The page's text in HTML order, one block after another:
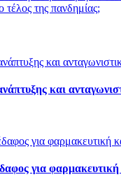
της πανδημίας;
και
για